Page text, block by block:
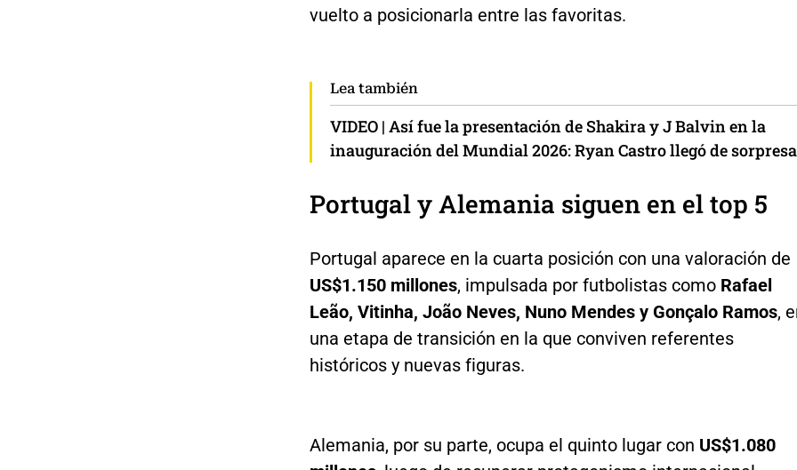
vuelto a posicionarla entre las favoritas.
Lea también
VIDEO | Así fue la presentación de Shakira y J Balvin en la
inauguración del Mundial 2026: Ryan Castro llegó de sorpresa
Portugal y Alemania siguen en el top 5
Portugal aparece en la cuarta posición con una valoración de
US$1.150 millones, impulsada por futbolistas como Rafael
Leão, Vitinha, João Neves, Nuno Mendes y Gonçalo Ramos,
una etapa de transición en la que conviven referentes
históricos y nuevas figuras.
Alemania, por su parte, ocupa el quinto lugar con US$1.080